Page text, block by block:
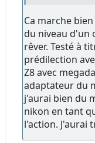
Ca marche
du niveau d'un
rêver. Testé à
prédilection
Z8 avec
adaptateur du
j'aurai bien du
nikon en tant
l'action. J'aurai